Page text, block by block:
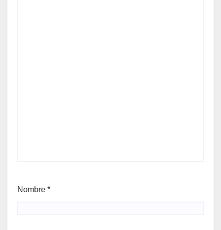
Nombre *